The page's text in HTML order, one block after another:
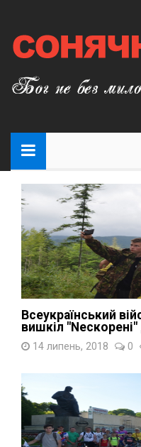
Всеукраїнський
вишкіл
14 липень, 2018 0